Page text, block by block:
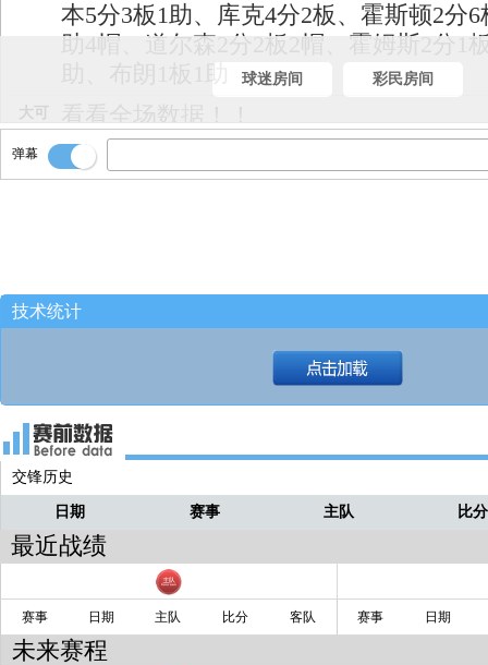
本5分3板1助、库克4分2板、霍斯顿2分6
助4帽、道尔森2分2板2帽、霍姆斯2分1
助、布朗1板1助
大可
大可
全场结束！飞翼79-56大胜风暴！！拿下
杯的开门红！！
大可 4秒！
三分射进！[达拉斯飞翼79-56西雅图风
转移底角萨缪尔森！！
大可 突破分左侧弧顶队友！
大可 乔伊娜·霍姆斯右侧低位接！！
15.8秒！！
球迷房间 彩民房间
弹幕
技术统计
交锋历史
日期 赛事 主队 比分
最近战绩
赛事 日期 主队 比分 客队 赛事 日期
未来赛程